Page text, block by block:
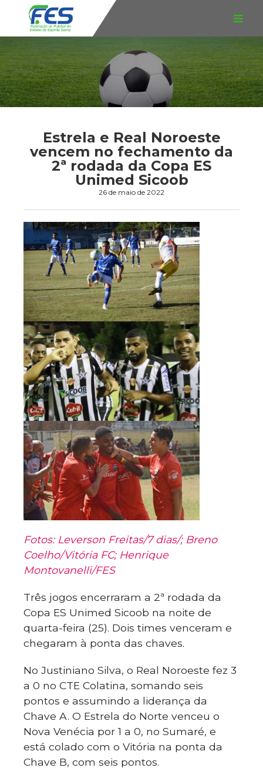
Estrela e Real Noroeste
vencem no fechamento da
2ª rodada da Copa ES
Unimed Sicoob
26 de maio de 2022
Fotos: Leverson Freitas/7 dias/; Breno
Coelho/Vitória FC; Henrique
Montovanelli/FES
Três jogos encerraram a 2ª rodada da
Copa ES Unimed Sicoob na noite de
quarta-feira (25). Dois times venceram e
chegaram à ponta das chaves.
No Justiniano Silva, o Real Noroeste fez 3
a 0 no CTE Colatina, somando seis
pontos e assumindo a liderança da
Chave A. O Estrela do Norte venceu o
Nova Venécia por 1 a 0, no Sumaré, e
está colado com o Vitória na ponta da
Chave B, com seis pontos.